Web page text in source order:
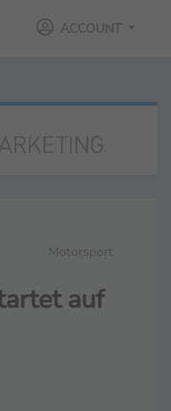
ACCOUNT
Motorsport
auf